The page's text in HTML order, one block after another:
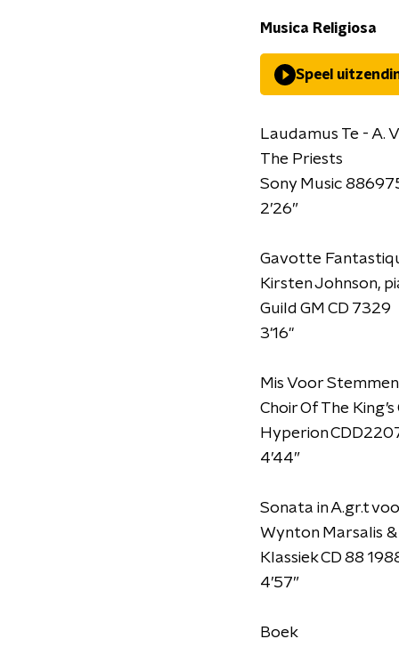
Musica Religiosa
Speel
Laudamus Te - A.
The Priests
Sony Music
2’26”
Gavotte
Kirsten Johnson,
Guild GM CD 7329
3'16"
Mis Voor
Choir Of The
Hyperion
4’44”
Sonata in A.gr.t
Wynton Marsalis
Klassiek CD 88
4’57”
Boek